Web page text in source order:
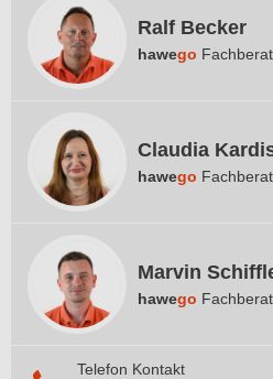
Ralf Becker
hawego
Claudia
hawego
Marvin
hawego
Telefon Kontakt